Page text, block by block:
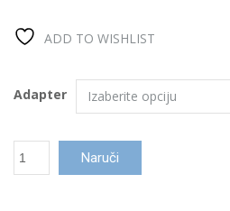
ADD TO WISHLIST
Adapter
Adapter
Naruči